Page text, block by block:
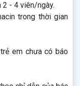
2 - 4 viên/ngày.
trong thời gian
em chưa có báo